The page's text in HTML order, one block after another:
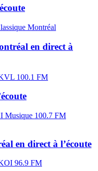
en direct à
en direct à l’écoute